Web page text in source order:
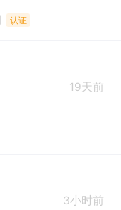
认证
19天前
3小时前